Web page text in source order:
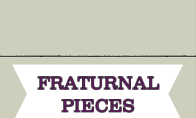
FRATURNAL
PIECES